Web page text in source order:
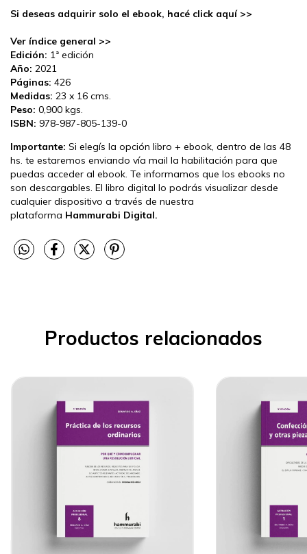
Si deseas adquirir solo el ebook, hacé click aquí >>
Ver índice general >>
Edición: 1ª edición
Año: 2021
Páginas: 426
Medidas: 23 x 16 cms.
Peso: 0,900 kgs.
ISBN: 978-987-805-139-0
Importante: Si elegís la opción libro + ebook, dentro de las 48
hs. te estaremos enviando vía mail la habilitación para que
puedas acceder al ebook. Te informamos que los ebooks no
son descargables. El libro digital lo podrás visualizar desde
cualquier dispositivo a través de nuestra
plataforma Hammurabi Digital.
Productos relacionados